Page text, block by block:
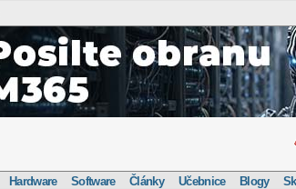
Hardware Software Články Učebnice Blogy